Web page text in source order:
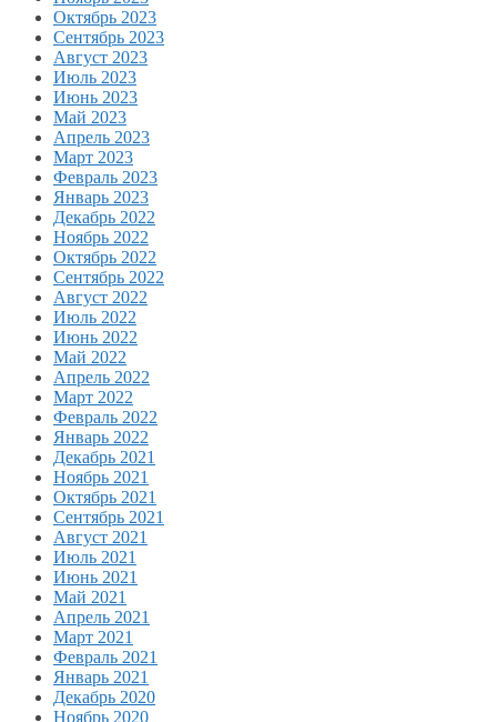
Октябрь 2023
Сентябрь 2023
Август 2023
Июль 2023
Июнь 2023
Май 2023
Апрель 2023
Март 2023
Февраль 2023
Январь 2023
Декабрь 2022
Ноябрь 2022
Октябрь 2022
Сентябрь 2022
Август 2022
Июль 2022
Июнь 2022
Май 2022
Апрель 2022
Март 2022
Февраль 2022
Январь 2022
Декабрь 2021
Ноябрь 2021
Октябрь 2021
Сентябрь 2021
Август 2021
Июль 2021
Июнь 2021
Май 2021
Апрель 2021
Март 2021
Февраль 2021
Январь 2021
Декабрь 2020
Ноябрь 2020